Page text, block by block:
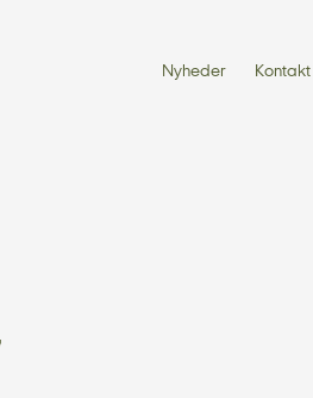
Nyheder Kontakt